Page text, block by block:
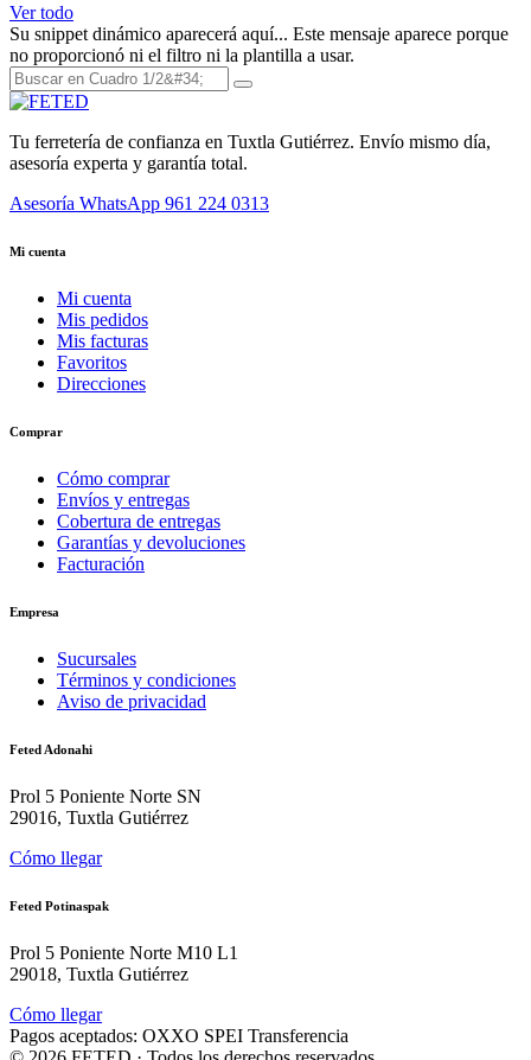
Ver todo
Su snippet dinámico aparecerá aquí... Este mensaje aparece porque
no proporcionó ni el filtro ni la plantilla a usar.
Tu ferretería de confianza en Tuxtla Gutiérrez. Envío mismo día,
asesoría experta y garantía total.
Asesoría WhatsApp 961 224 0313
Mi cuenta
Mi cuenta
Mis pedidos
Mis facturas
Favoritos
Direcciones
Comprar
Cómo comprar
Envíos y entregas
Cobertura de entregas
Garantías y devoluciones
Facturación
Empresa
Sucursales
Términos y condiciones
Aviso de privacidad
Feted Adonahi
Prol 5 Poniente Norte SN
29016, Tuxtla Gutiérrez
Cómo llegar
Feted Potinaspak
Prol 5 Poniente Norte M10 L1
29018, Tuxtla Gutiérrez
Cómo llegar
Pagos aceptados: OXXO SPEI Transferencia